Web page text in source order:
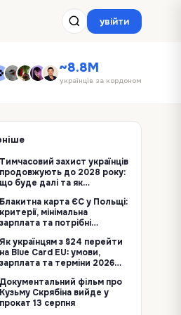
увійти
~8.8M
українців за кордоном
Тимчасовий захист українців
продовжують до 2028 року:
що буде далі та як
Блакитна карта ЄС у Польщі:
критерії, мінімальна
зарплата та потрібні
Як українцям з §24 перейти
на Blue Card EU: умови,
зарплата та терміни 2026
Документальний фільм про
Кузьму Скрябіна вийде у
прокат 13 серпня